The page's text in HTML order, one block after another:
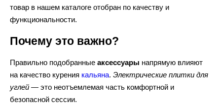
товар в нашем каталоге отобран по качеству и
функциональности.
Почему это важно?
Правильно подобранные аксессуары напрямую влияют
на качество курения кальяна. Электрические плитки для
углей — это неотъемлемая часть комфортной и
безопасной сессии.